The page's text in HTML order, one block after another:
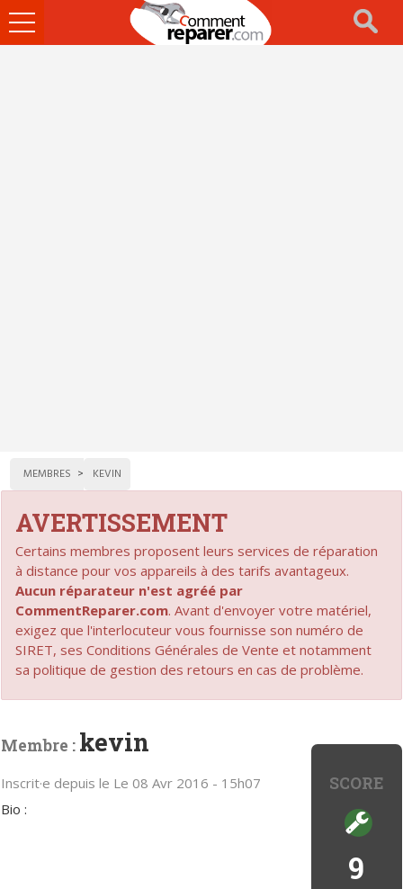
Ouvrir
le
MEMBRES KEVIN
AVERTISSEMENT
Certains membres proposent leurs services de réparation
à distance pour vos appareils à des tarifs avantageux.
Aucun réparateur n'est agréé par
CommentReparer.com. Avant d'envoyer votre matériel,
exigez que l'interlocuteur vous fournisse son numéro de
SIRET, ses Conditions Générales de Vente et notamment
sa politique de gestion des retours en cas de problème.
SCORE
9
Membre : kevin
Inscrit·e depuis le Le 08 Avr 2016 - 15h07
Bio :